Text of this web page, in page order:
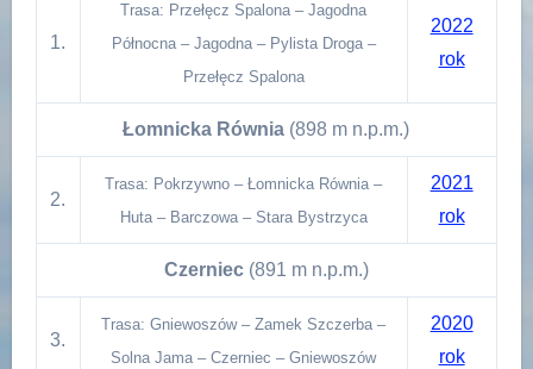
1.
Trasa: Przełęcz Spalona – Jagodna
Północna – Jagodna – Pylista Droga –
Przełęcz Spalona
2022
rok
Łomnicka Równia (898 m n.p.m.)
2.
Trasa: Pokrzywno – Łomnicka Równia –
Huta – Barczowa – Stara Bystrzyca
2021
rok
Czerniec (891 m n.p.m.)
3.
Trasa: Gniewoszów – Zamek Szczerba –
Solna Jama – Czerniec – Gniewoszów
2020
rok